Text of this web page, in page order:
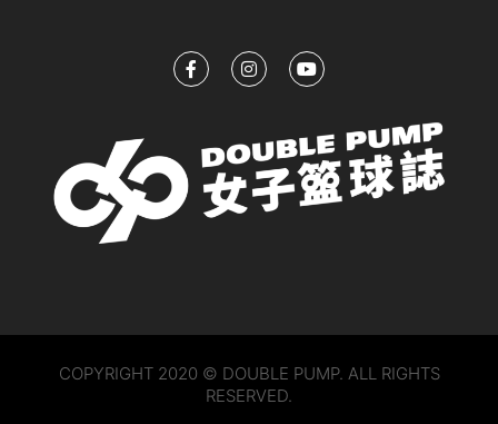
COPYRIGHT 2020 © DOUBLE PUMP. ALL RIGHTS
RESERVED.